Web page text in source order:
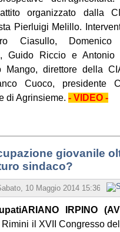
organizzato dalla
Pierluigi Melillo.
Ciasullo, Domenico
Guido Riccio e Antonio
Mango, direttore della
Cuoco, presidente
di Agrinsieme. - VIDEO -
giovanile
sindaco?
10 Maggio 2014 15:36
ARIANO IRPINO
il XVII Congresso